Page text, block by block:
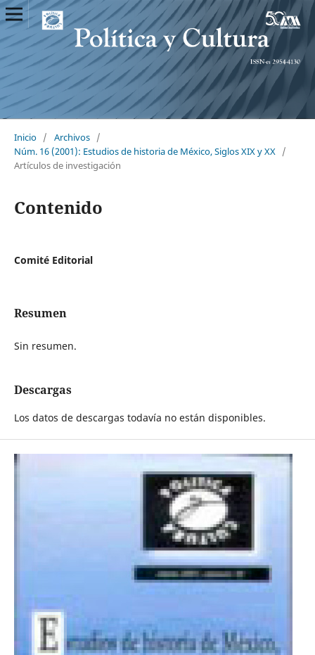
Inicio / Archivos /
Núm. 16 (2001): Estudios de historia de México, Siglos XIX y XX /
Artículos de investigación
Contenido
Comité Editorial
Resumen
Sin resumen.
Descargas
Los datos de descargas todavía no están disponibles.